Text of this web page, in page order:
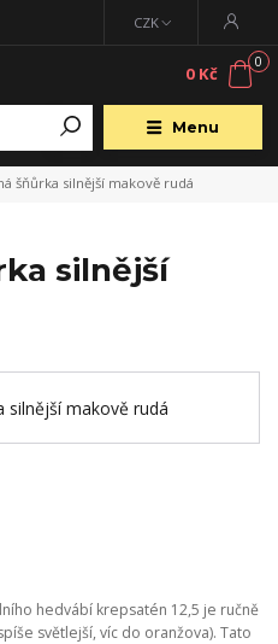
Menu
CZK
0
0 Kč
šňůrka silnější makově rudá
silnější
hedvábí krepsatén 12,5 je ručně
světlejší, víc do oranžova). Tato